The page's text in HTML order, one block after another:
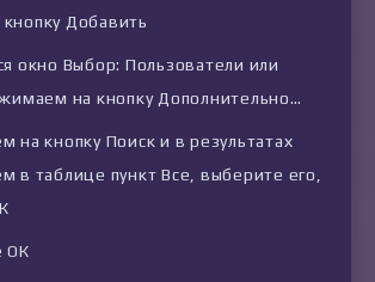
Добавить
окно Выбор: Пользователи или
на кнопку Дополнительно…
на кнопку Поиск и в результатах
в таблице пункт Все, выберите его,
ОК